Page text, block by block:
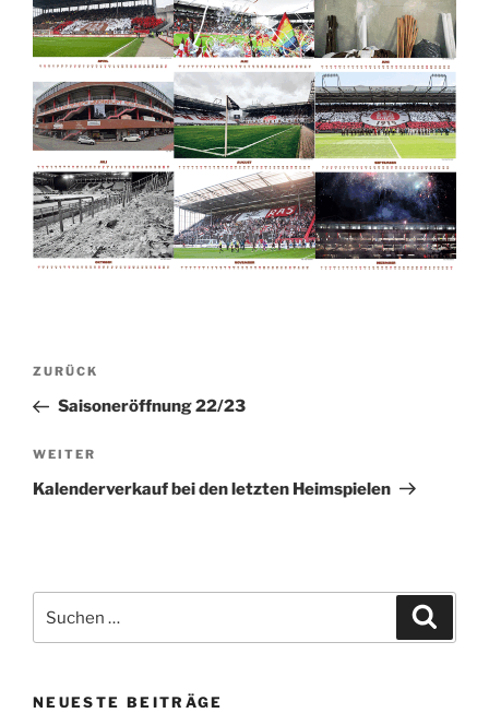
Beitragsnavigation
Vorheriger
Beitrag
ZURÜCK
Saisoneröffnung 22/23
Nächster
Beitrag
WEITER
Kalenderverkauf bei den letzten Heimspielen
nach:
NEUESTE BEITRÄGE